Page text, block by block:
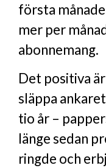
första
mer per
abonnemang.
Det positiva
släppa
tio år –
länge sedan
ringde och